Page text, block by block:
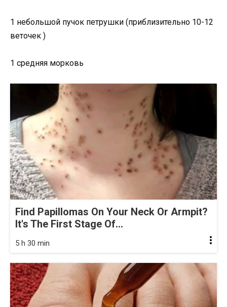
1 небольшой пучок петрушки (приблизительно 10-12
веточек )
1 средняя морковь
Find Papillomas On Your Neck Or Armpit?
It's The First Stage Of...
5 h 30 min